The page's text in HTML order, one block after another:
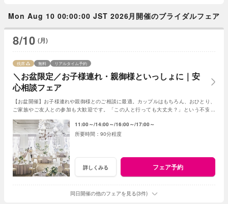
Mon Aug 10 00:00:00 JST 2026月開催のブライダルフェア
8/10 (月)
＼お盆限定／お子様連れ・親御様といっしょに｜安
心相談フェア
残席 無料 リアルタイム予約
【お盆開催】お子様連れや親御様とのご相談に最適。カップルはもちろん、おひとり、
ご家族やご友人との参加も大歓迎です。「この人と行っても大丈夫？」という不安な
11:00～ 14:00～ 16:00～ 17:00～
90分程度
詳しくみる フェア予約
同日開催の他のフェアを見る(3件)